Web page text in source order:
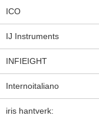
ICO
IJ Instruments
INFIEIGHT
Internoitaliano
iris hantverk: